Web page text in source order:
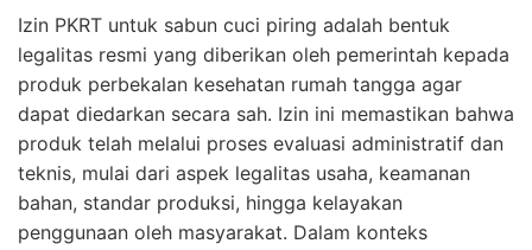
Izin PKRT untuk sabun cuci piring adalah bentuk
legalitas resmi yang diberikan oleh pemerintah kepada
produk perbekalan kesehatan rumah tangga agar
dapat diedarkan secara sah. Izin ini memastikan bahwa
produk telah melalui proses evaluasi administratif dan
teknis, mulai dari aspek legalitas usaha, keamanan
bahan, standar produksi, hingga kelayakan
penggunaan oleh masyarakat. Dalam konteks